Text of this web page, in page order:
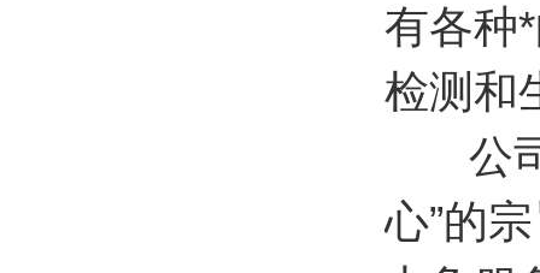
有各种
检测和
公司
心”的